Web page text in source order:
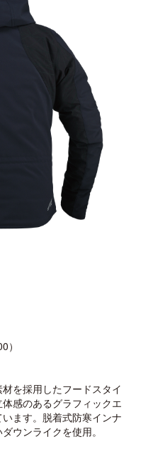
）
を採用したフードスタイ
感のあるグラフィックエ
ます。脱着式防寒インナ
ウンライクを使用。